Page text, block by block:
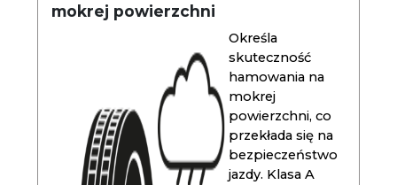
mokrej powierzchni
Określa
skuteczność
hamowania na
mokrej
powierzchni, co
przekłada się na
bezpieczeństwo
jazdy. Klasa A